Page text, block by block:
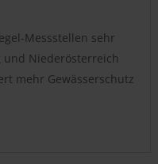
Messstellen sehr
Niederösterreich
mehr Gewässerschutz